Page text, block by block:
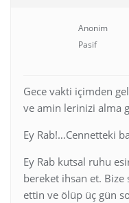
Anonim
Pasif
Gece vakti içimden
ve amin lerinizi alma
Ey Rab!…Cennetteki
Ey Rab kutsal ruhu
bereket ihsan et. Bize
ettin ve ölüp üç gün